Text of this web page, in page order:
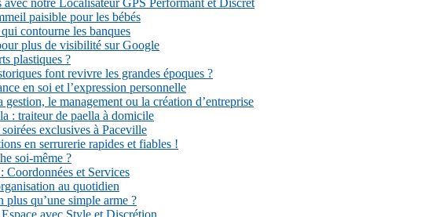
notre Localisateur GPS Performant et Discret
paisible pour les bébés
contourne les banques
plus de visibilité sur Google
plastiques ?
font revivre les grandes époques ?
en soi et l’expression personnelle
le management ou la création d’entreprise
: traiteur de paella à domicile
exclusives à Paceville
en serrurerie rapides et fiables !
soi-même ?
Coordonnées et Services
au quotidien
qu’une simple arme ?
avec Style et Discrétion